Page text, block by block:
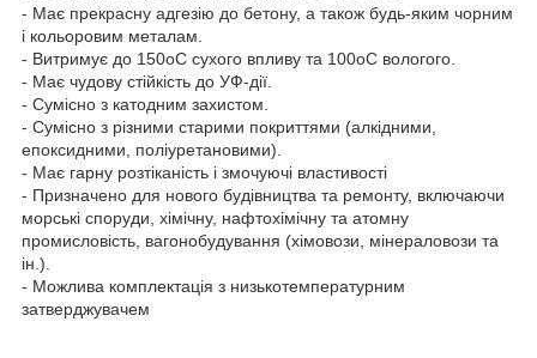
- Має прекрасну адгезію до бетону, а також будь-яким чорним
і кольоровим металам.
- Витримує до 150оС сухого впливу та 100оС вологого.
- Має чудову стійкість до УФ-дії.
- Сумісно з катодним захистом.
- Сумісно з різними старими покриттями (алкідними,
епоксидними, поліуретановими).
- Має гарну розтіканість і змочуючі властивості
- Призначено для нового будівництва та ремонту, включаючи
морські споруди, хімічну, нафтохімічну та атомну
промисловість, вагонобудування (хімовози, мінераловози та
ін.).
- Можлива комплектація з низькотемпературним
затверджувачем